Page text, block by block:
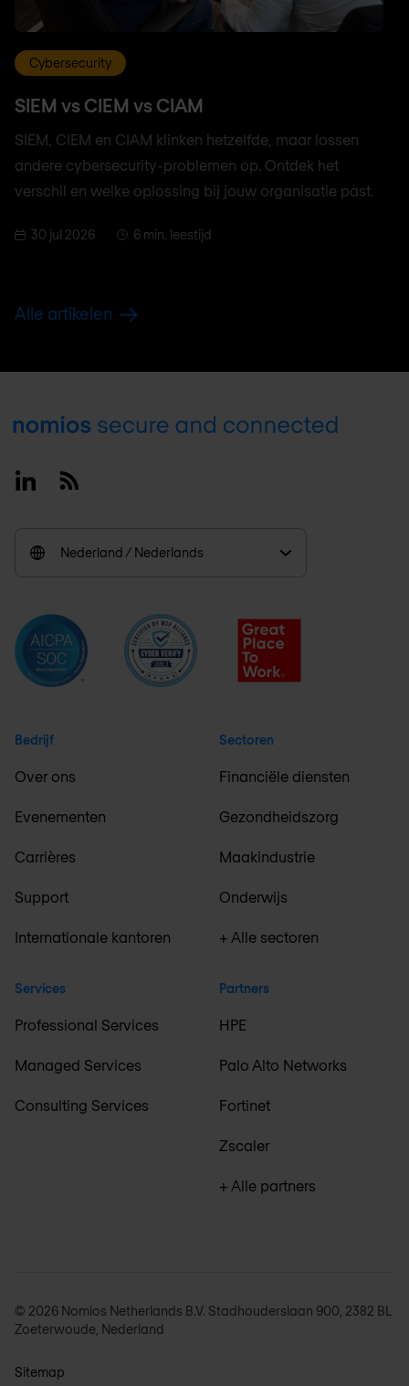
Cybersecurity
SIEM vs CIEM vs CIAM
SIEM, CIEM en CIAM klinken hetzelfde, maar lossen
andere cybersecurity-problemen op. Ontdek het
verschil en welke oplossing bij jouw organisatie past.
30 jul 2026 6 min. leestijd
Alle artikelen
Footer
LinkedinRSS
Nederland / Nederlands
Bedrijf
Over ons
Evenementen
Carrières
Support
Internationale kantoren
Services
Professional Services
Managed Services
Consulting Services
Sectoren
Financiële diensten
Gezondheidszorg
Maakindustrie
Onderwijs
+ Alle sectoren
Partners
HPE
Palo Alto Networks
Fortinet
Zscaler
+ Alle partners
© 2026 Nomios Netherlands B.V. Stadhouderslaan 900, 2382 BL
Zoeterwoude, Nederland
Sitemap